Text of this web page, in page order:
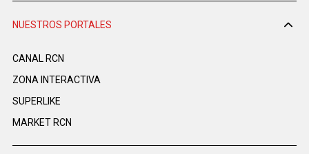
NUESTROS PORTALES
CANAL RCN
ZONA INTERACTIVA
SUPERLIKE
MARKET RCN